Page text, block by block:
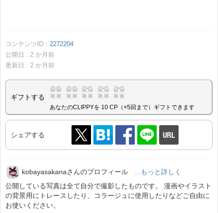
コンテンツID： 2272204
公開日 : 2 か月前
更新日 : 2 か月前
ギフトする
あなたのCLIPPYを 10 CP（×5回まで）ギフトできます
シェアする
kobayasakanaさんのプロフィール
...もっと詳しく
公開している写真は全て自分で撮影したものです。 漫画やイラスト
の背景用にトレースしたり、コラージュに使用したりなどご自由に
お使いください。